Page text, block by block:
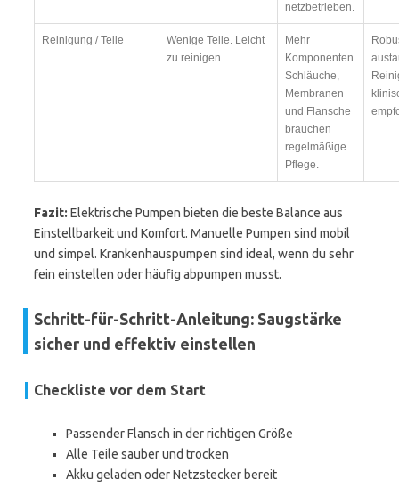
netzbetrieben.
Reinigung / Teile
Wenige Teile. Leicht
zu reinigen.
Mehr
Komponenten.
Schläuche,
Membranen
und Flansche
brauchen
regelmäßige
Pflege.
Fazit: Elektrische Pumpen bieten die beste Balance aus
Einstellbarkeit und Komfort. Manuelle Pumpen sind mobil
und simpel. Krankenhauspumpen sind ideal, wenn du sehr
fein einstellen oder häufig abpumpen musst.
Schritt-für-Schritt-Anleitung: Saugstärke
sicher und effektiv einstellen
Checkliste vor dem Start
Passender Flansch in der richtigen Größe
Alle Teile sauber und trocken
Akku geladen oder Netzstecker bereit